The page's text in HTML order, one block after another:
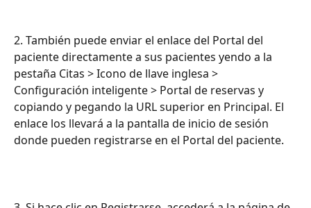
2. También puede enviar el enlace del Portal del
paciente directamente a sus pacientes yendo a la
pestaña Citas > Icono de llave inglesa >
Configuración inteligente > Portal de reservas y
copiando y pegando la URL superior en Principal. El
enlace los llevará a la pantalla de inicio de sesión
donde pueden registrarse en el Portal del paciente.